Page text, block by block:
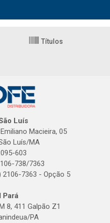
Títulos
Luís
Macieira, 05
Luís/MA
603
738/7363
2106-7363 - Opção 5
Pará
8, 411 Galpão Z1
PA